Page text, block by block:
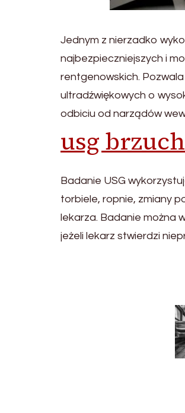
Jednym z nierzadko
najbezpieczniejszych i
rentgenowskich.
ultradźwiękowych o
odbiciu od narządów
usg
Badanie USG
torbiele, ropnie, zmiany
lekarza. Badanie można
jeżeli lekarz stwierdzi